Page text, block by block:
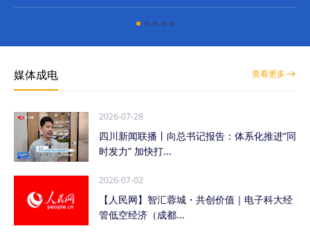
媒体成电 查看更多
2026-07-28
四川新闻联播丨向总书记报告：体系化推进“同
时发力” 加快打...
2026-07-02
【人民网】智汇蓉城・共创价值｜电子科大经
管低空经济（成都...